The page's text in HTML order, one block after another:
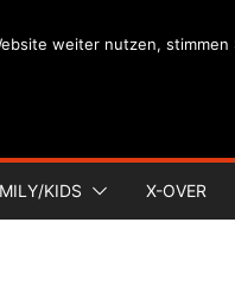
KIDS X-OVER
weiter nutzen,